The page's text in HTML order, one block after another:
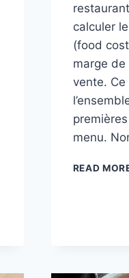
calculer
(food
marge
vente.
menu.
READ